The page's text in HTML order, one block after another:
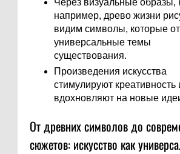
Через визуальные образы,
например, древо жизни
видим символы, которые
универсальные темы
существования.
Произведения искусства
стимулируют креативность
вдохновляют на новые
От древних символов до
сюжетов: искусство как